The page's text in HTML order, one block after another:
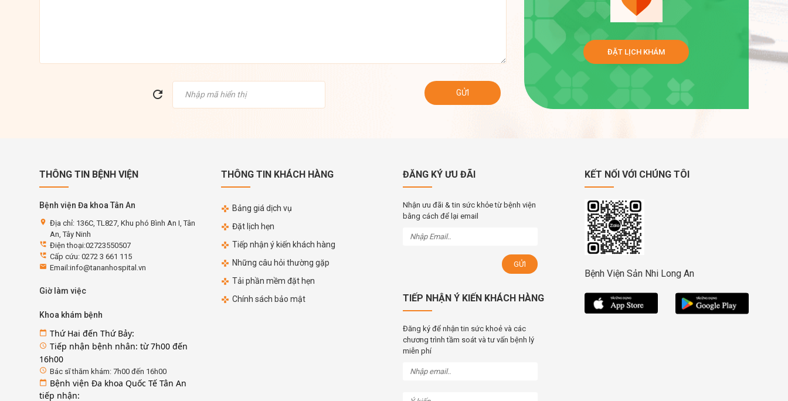
ĐẶT LỊCH KHÁM
THÔNG TIN BỆNH VIỆN
Bệnh viện Đa khoa Tân An
location_on Địa chỉ: 136C, TL827, Khu phó Bình An I, Tân
An, Tây Ninh
perm_phone_msg Điện thoại:02723550507
perm_phone_msg Cấp cứu: 0272 3 661 115
email Email:info@tananhospital.vn
Giờ làm việc
Khoa khám bệnh
calendar_today Thứ Hai đến Thứ Bảy:
access_time Tiếp nhận bệnh nhân: từ 7h00 đến
16h00
access_time Bác sĩ thăm khám: 7h00 đến 16h00
calendar_today Bệnh viện Đa khoa Quốc Tế Tân An
tiếp nhận:
THÔNG TIN KHÁCH HÀNG
Bảng giá dịch vụ
Đặt lịch hẹn
Tiếp nhận ý kiến khách hàng
Những câu hỏi thường gặp
Tải phần mềm đặt hẹn
Chính sách bảo mật
ĐĂNG KÝ ƯU ĐÃI
Nhận ưu đãi & tin sức khỏe từ bệnh viện
bằng cách để lại email
TIẾP NHẬN Ý KIẾN KHÁCH HÀNG
Đăng ký để nhận tin sức khoẻ và các
chương trình tầm soát và tư vấn bệnh lý
miễn phí
KẾT NỐI VỚI CHÚNG TÔI
Bệnh Viện Sản Nhi Long An